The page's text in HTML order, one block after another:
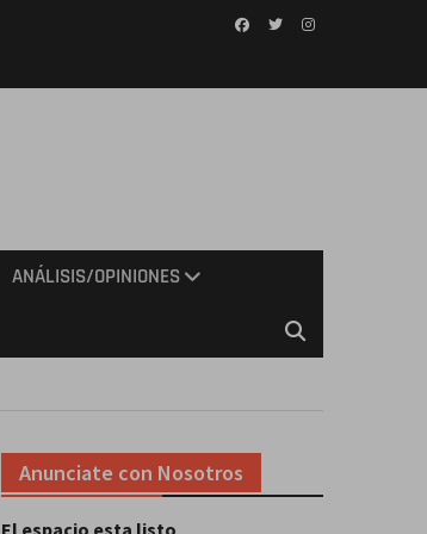
ANÁLISIS/OPINIONES
Anunciate con Nosotros
El espacio esta listo